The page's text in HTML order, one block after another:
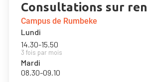
Consultations sur
Campus de Rumbeke
Lundi
14.30-15.50
3 fois par mois
Mardi
08.30-09.10